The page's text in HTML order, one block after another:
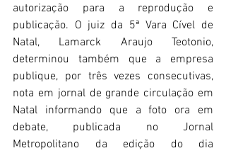
autorização para a reprodução e
publicação. O juiz da 5ª Vara Cível de
Natal, Lamarck Araujo Teotonio,
determinou também que a empresa
publique, por três vezes consecutivas,
nota em jornal de grande circulação em
Natal informando que a foto ora em
debate, publicada no Jornal
Metropolitano da edição do dia